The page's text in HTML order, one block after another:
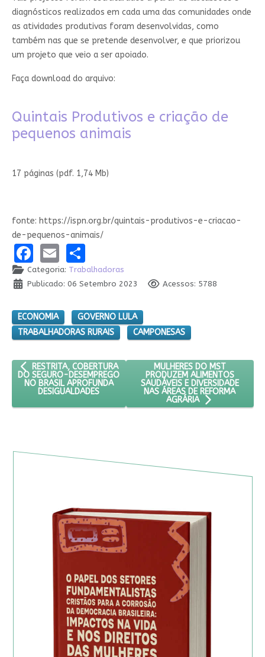
diagnósticos realizados em cada uma das comunidades onde
as atividades produtivas foram desenvolvidas, como
também nas que se pretende desenvolver, e que priorizou
um projeto que veio a ser apoiado.
Faça download do arquivo:
Quintais Produtivos e criação de
pequenos animais
17 páginas (pdf. 1,74 Mb)
fonte: https://ispn.org.br/quintais-produtivos-e-criacao-
de-pequenos-animais/
Facebook
EmailShare
Categoria: Trabalhadoras
Publicado: 06 Setembro 2023
Acessos: 5788
ECONOMIA
GOVERNO LULA
TRABALHADORAS RURAIS
CAMPONESAS
ARTIGO ANTERIOR: RESTRITA, COBERTURA DO SEGURO-
RESTRITA, COBERTURA
DO SEGURO-DESEMPREGO
NO BRASIL APROFUNDA
DESIGUALDADES
PRÓXIMO ARTIGO:
MULHERES DO MST
PRODUZEM ALIMENTOS
SAUDÁVEIS E DIVERSIDADE
NAS ÁREAS DE REFORMA
AGRÁRIA